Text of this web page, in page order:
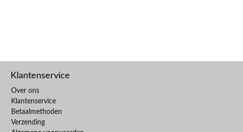
Klantenservice
Over ons
Klantenservice
Betaalmethoden
Verzending